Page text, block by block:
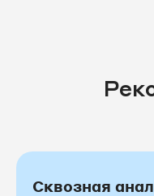
Сквозная